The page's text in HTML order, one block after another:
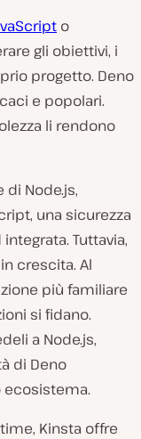
o
gli obiettivi, i
progetto. Deno
e popolari.
li rendono
Node.js,
una sicurezza
Tuttavia,
crescita. Al
più familiare
si fidano.
a Node.js,
di Deno
ecosistema.
Kinsta offre